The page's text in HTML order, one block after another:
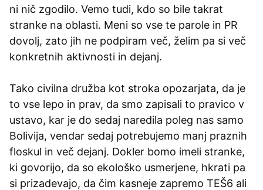
ni nič zgodilo. Vemo tudi, kdo so bile takrat
stranke na oblasti. Meni so vse te parole in PR
dovolj, zato jih ne podpiram več, želim pa si več
konkretnih aktivnosti in dejanj.
Tako civilna družba kot stroka opozarjata, da je
to vse lepo in prav, da smo zapisali to pravico v
ustavo, kar je do sedaj naredila poleg nas samo
Bolivija, vendar sedaj potrebujemo manj praznih
floskul in več dejanj. Dokler bomo imeli stranke,
ki govorijo, da so ekološko usmerjene, hkrati pa
si prizadevajo, da čim kasneje zapremo TEŠ6 ali